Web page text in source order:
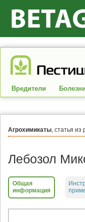
Вредители Болезни
Агрохимикаты, статья из
Лебозол
Общая
информация